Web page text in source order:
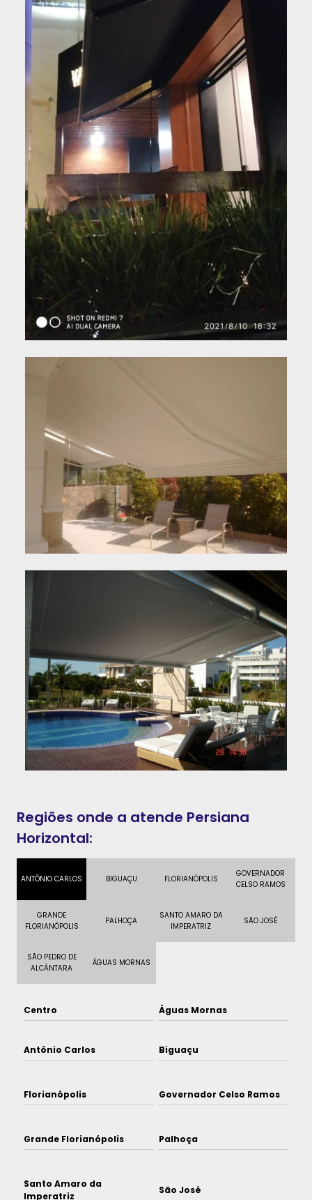
Regiões onde a atende Persiana
Horizontal:
ANTÔNIO CARLOS BIGUAÇU FLORIANÓPOLIS
GOVERNADOR
CELSO RAMOS
GRANDE
FLORIANÓPOLIS
PALHOÇA
SANTO AMARO DA
IMPERATRIZ
SÃO JOSÉ
SÃO PEDRO DE
ALCÂNTARA
ÁGUAS MORNAS
Centro Águas Mornas
Antônio Carlos Biguaçu
Florianópolis Governador Celso Ramos
Grande Florianópolis Palhoça
Santo Amaro da
Imperatriz
São José